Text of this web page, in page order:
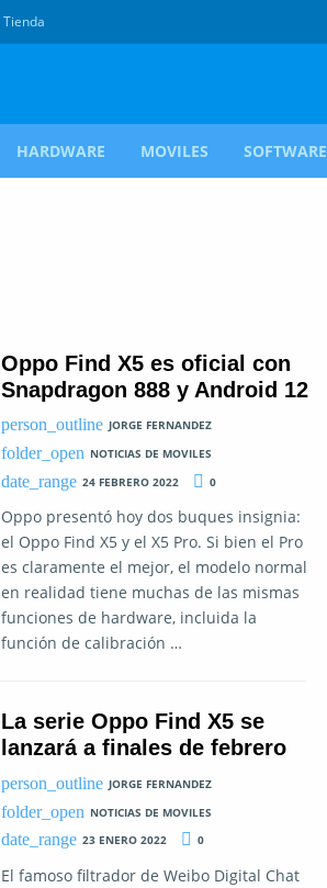
Tienda
HARDWARE MOVILES SOFTWARE
Oppo Find X5 es oficial con
Snapdragon 888 y Android 12
JORGE FERNANDEZ
NOTICIAS DE MOVILES
24 FEBRERO 2022
0
Oppo presentó hoy dos buques insignia:
el Oppo Find X5 y el X5 Pro. Si bien el Pro
es claramente el mejor, el modelo normal
en realidad tiene muchas de las mismas
funciones de hardware, incluida la
función de calibración …
La serie Oppo Find X5 se
lanzará a finales de febrero
JORGE FERNANDEZ
NOTICIAS DE MOVILES
23 ENERO 2022
0
El famoso filtrador de Weibo Digital Chat